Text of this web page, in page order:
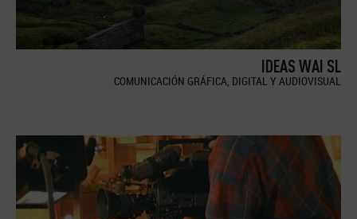
IDEAS WAI SL
COMUNICACIÓN GRÁFICA, DIGITAL Y AUDIOVISUAL